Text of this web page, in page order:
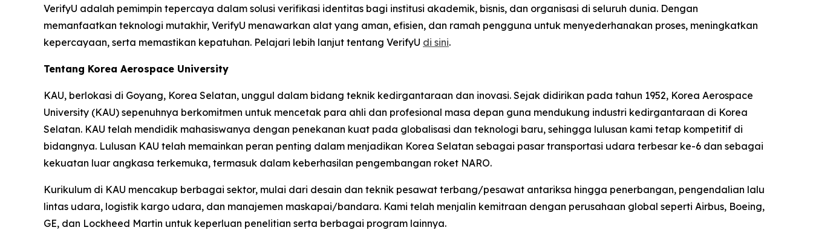
VerifyU adalah pemimpin tepercaya dalam solusi verifikasi identitas bagi institusi akademik, bisnis, dan organisasi di seluruh dunia. Dengan
memanfaatkan teknologi mutakhir, VerifyU menawarkan alat yang aman, efisien, dan ramah pengguna untuk menyederhanakan proses, meningkatkan
kepercayaan, serta memastikan kepatuhan. Pelajari lebih lanjut tentang VerifyU di sini.
Tentang Korea Aerospace University
KAU, berlokasi di Goyang, Korea Selatan, unggul dalam bidang teknik kedirgantaraan dan inovasi. Sejak didirikan pada tahun 1952, Korea Aerospace
University (KAU) sepenuhnya berkomitmen untuk mencetak para ahli dan profesional masa depan guna mendukung industri kedirgantaraan di Korea
Selatan. KAU telah mendidik mahasiswanya dengan penekanan kuat pada globalisasi dan teknologi baru, sehingga lulusan kami tetap kompetitif di
bidangnya. Lulusan KAU telah memainkan peran penting dalam menjadikan Korea Selatan sebagai pasar transportasi udara terbesar ke-6 dan sebagai
kekuatan luar angkasa terkemuka, termasuk dalam keberhasilan pengembangan roket NARO.
Kurikulum di KAU mencakup berbagai sektor, mulai dari desain dan teknik pesawat terbang/pesawat antariksa hingga penerbangan, pengendalian lalu
lintas udara, logistik kargo udara, dan manajemen maskapai/bandara. Kami telah menjalin kemitraan dengan perusahaan global seperti Airbus, Boeing,
GE, dan Lockheed Martin untuk keperluan penelitian serta berbagai program lainnya.